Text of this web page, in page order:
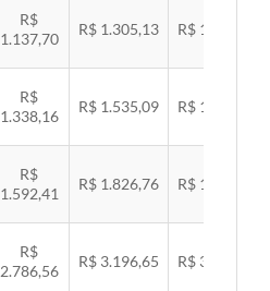
R$
1.137,70
R$ 1.305,13 R$ 1.344,92
R$
1.338,16
R$ 1.535,09 R$ 1.581,89
R$
1.592,41
R$ 1.826,76 R$ 1.882,45
R$
2.786,56
R$ 3.196,65 R$ 3.294,10